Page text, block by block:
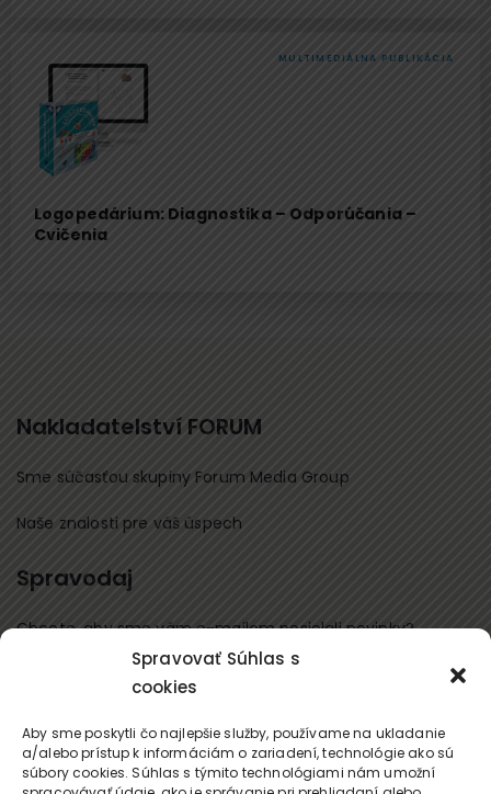
Spravovať Súhlas s
cookies
Aby sme poskytli čo najlepšie služby, používame na ukladanie
a/alebo prístup k informáciám o zariadení, technológie ako sú
súbory cookies. Súhlas s týmito technológiami nám umožní
Logopedárium: Diagnostika – Odporúčania –
Cvičenia
MULTIMEDIÁLNA PUBLIKÁCIA
Nakladatelství FORUM
Sme súčasťou skupiny Forum Media Group
Naše znalosti pre váš úspech
Spravodaj
Chcete, aby sme vám e-mailom posielali novinky?
Prihláste sa na odber
Kontaktujte nás
office@forum-media.sk